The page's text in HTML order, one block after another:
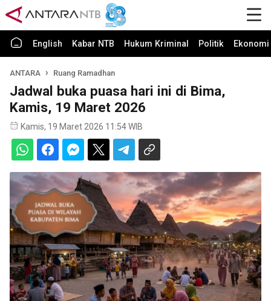
English Kabar NTB Hukum Kriminal Politik
ANTARA Ruang Ramadhan
Jadwal buka puasa hari ini di Bima,
Kamis, 19 Maret 2026
Kamis, 19 Maret 2026 11:54 WIB